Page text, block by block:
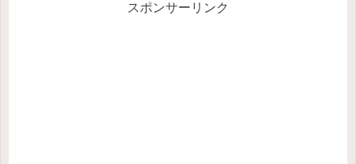
スポンサーリンク